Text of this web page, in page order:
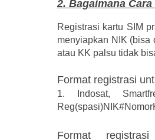
2. Bagaimana
Registrasi kartu SIM
menyiapkan NIK (bisa
atau KK palsu tidak
Format registrasi
1. Indosat,
Format